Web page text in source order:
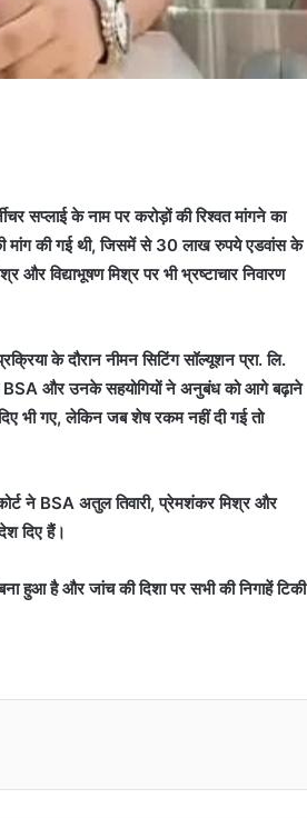
सप्लाई के नाम पर करोड़ों की रिश्वत मांगने का
मांग की गई थी, जिसमें से 30 लाख रुपये एडवांस के
विद्याभूषण मिश्र पर भी भ्रष्टाचार निवारण
के दौरान नीमन सिटिंग सॉल्यूशन प्रा. लि.
BSA और उनके सहयोगियों ने अनुबंध को आगे बढ़ाने
भी गए, लेकिन जब शेष रकम नहीं दी गई तो
ने BSA अतुल तिवारी, प्रेमशंकर मिश्र और
दिए हैं।
हुआ है और जांच की दिशा पर सभी की निगाहें टिकी